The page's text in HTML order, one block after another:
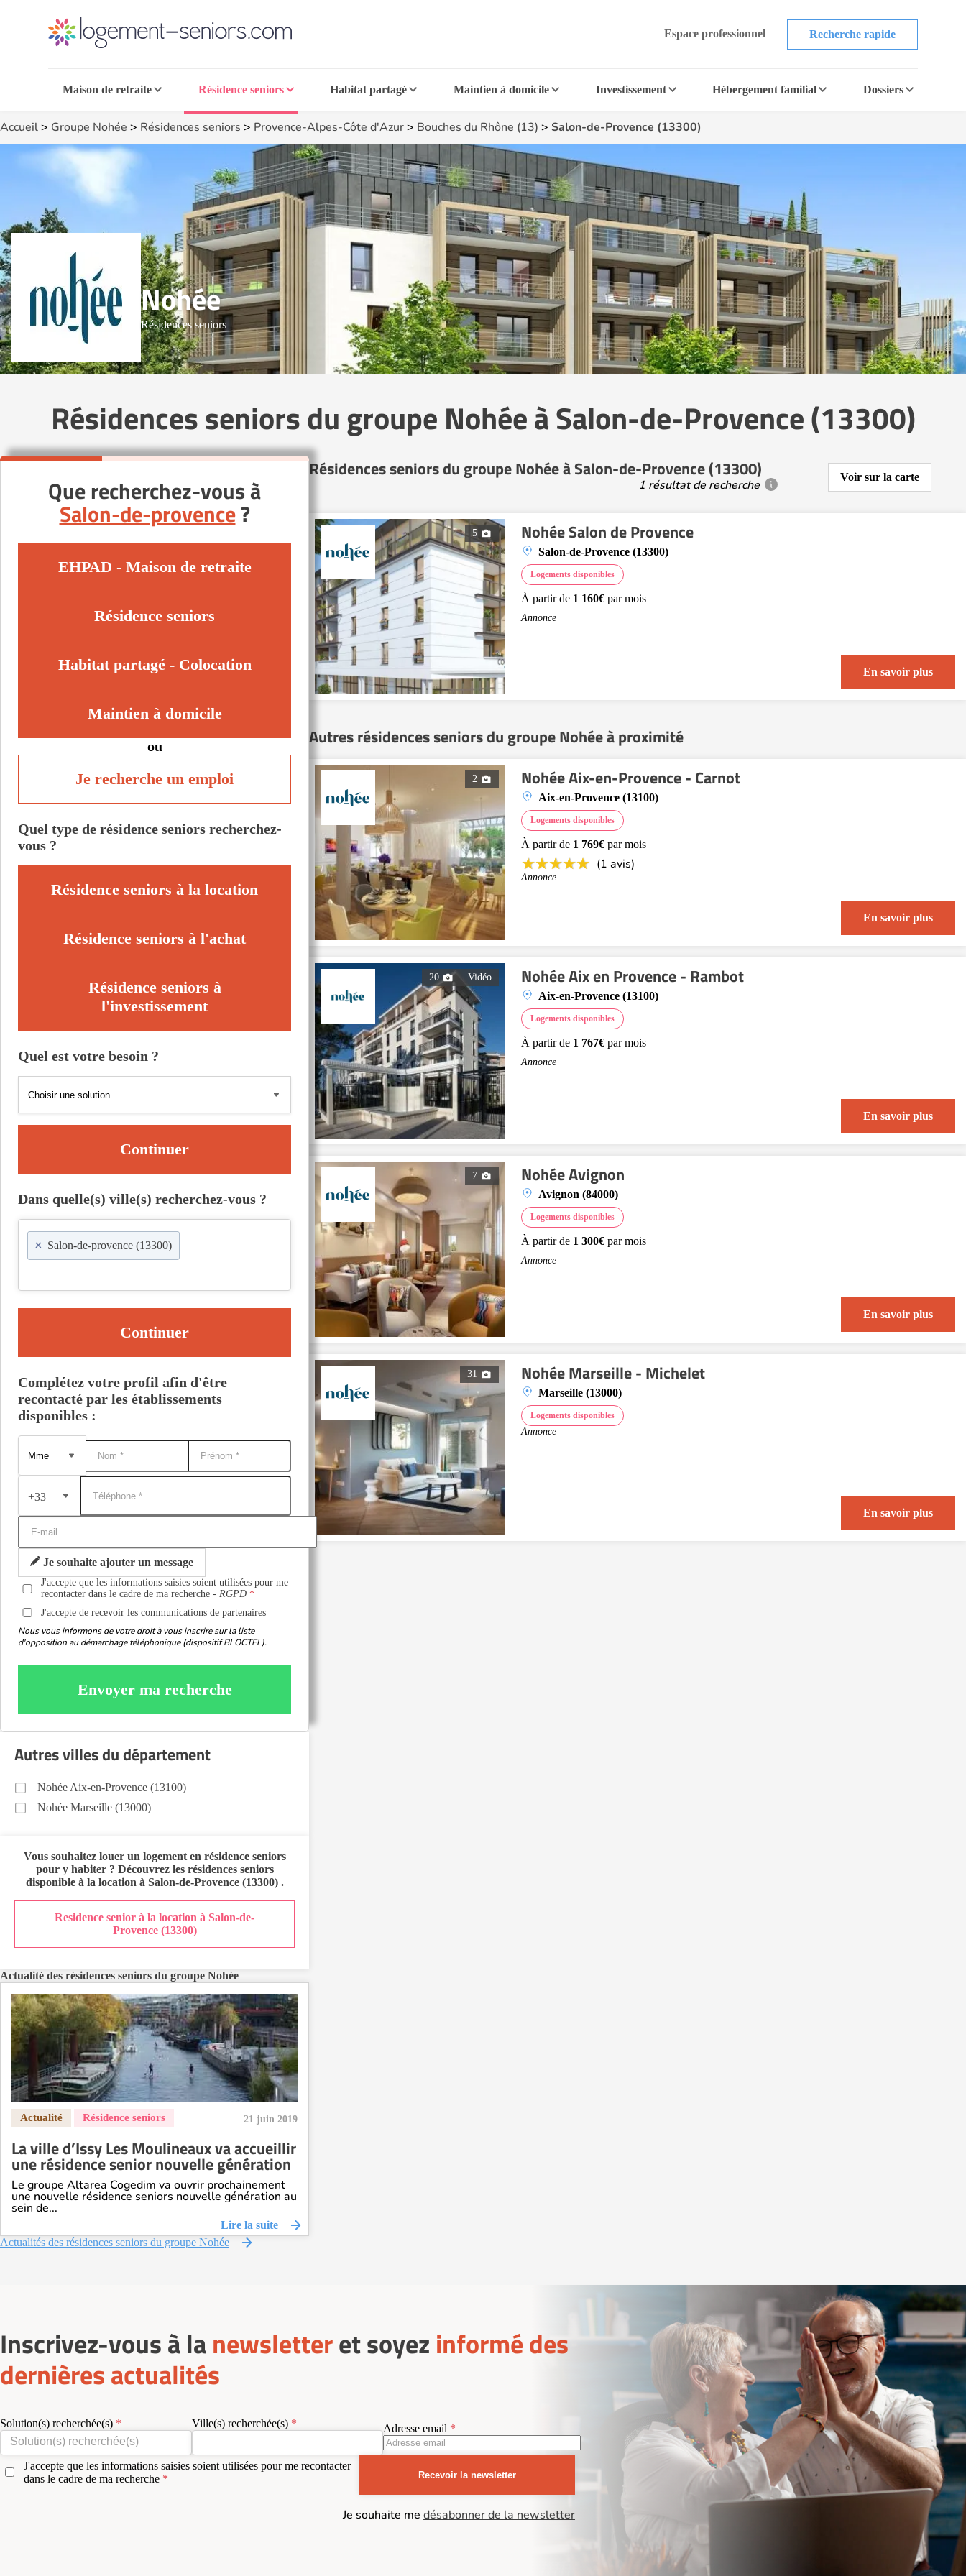
Espace professionnel Recherche rapide
Maison de retraite Résidence seniors Habitat partagé Maintien à domicile Investissement Hébergement familial Dossiers
Accueil> Groupe Nohée > Résidences seniors > Provence-Alpes-Côte d'Azur> Bouches du Rhône (13) > Salon-de-Provence (13300)
Nohée
Résidences seniors
Résidences seniors du groupe Nohée à Salon-de-Provence (13300)
Résidences seniors du groupe Nohée à Salon-de-Provence (13300)
1 résultat de recherche
Voir sur la carte
5 Nohée Salon de Provence
Salon-de-Provence (13300)
Logements disponibles
À partir de 1 160€ par mois
Annonce
En savoir plus
Autres résidences seniors du groupe Nohée à proximité
2 Nohée Aix-en-Provence - Carnot
Aix-en-Provence (13100)
Logements disponibles
À partir de 1 769€ par mois
(1 avis)
Annonce
En savoir plus
20 Vidéo Nohée Aix en Provence - Rambot
Aix-en-Provence (13100)
Logements disponibles
À partir de 1 767€ par mois
Annonce
En savoir plus
7 Nohée Avignon
Avignon (84000)
Logements disponibles
À partir de 1 300€ par mois
Annonce
En savoir plus
31 Nohée Marseille - Michelet
Marseille (13000)
Logements disponibles
Annonce
En savoir plus
Que recherchez-vous à
Salon-de-provence?
EHPAD - Maison de retraite
Résidence seniors
Habitat partagé - Colocation
Maintien à domicile
ou
Je recherche un emploi
Quel type de résidence seniors recherchez-
vous ?
Résidence seniors à la location
Résidence seniors à l'achat
Résidence seniors à
l'investissement
Quel est votre besoin ?
Continuer
Dans quelle(s) ville(s) recherchez-vous ?
× Salon-de-provence (13300)
Continuer
Complétez votre profil afin d'être
recontacté par les établissements
disponibles :
+33
Je souhaite ajouter un message
J'accepte que les informations saisies soient utilisées pour me
recontacter dans le cadre de ma recherche -RGPD
J'accepte de recevoir les communications de partenaires
Nous vous informons de votre droit à vous inscrire sur la liste
d'opposition au démarchage téléphonique (dispositif BLOCTEL).
Envoyer ma recherche
Autres villes du département
Nohée Aix-en-Provence (13100)
Nohée Marseille (13000)
Vous souhaitez louer un logement en résidence seniors
pour y habiter ? Découvrez les résidences seniors
disponible à la location à Salon-de-Provence (13300).
Residence senior à la location à Salon-de-
Provence (13300)
Actualité des résidences seniors du groupe Nohée
21 juin 2019
La ville d’Issy Les Moulineaux va accueillir
une résidence senior nouvelle génération
Le groupe Altarea Cogedim va ouvrir prochainement
une nouvelle résidence seniors nouvelle génération au
sein de...
Lire la suite
Actualités des résidences seniors du groupe Nohée
Inscrivez-vous à lanewsletteret soyez informé des
dernières actualités
Solution(s) recherchée(s) Ville(s) recherchée(s) Adresse email
J'accepte que les informations saisies soient utilisées pour me recontacter
dans le cadre de ma recherche
Recevoir la newsletter
Je souhaite me désabonner de la newsletter